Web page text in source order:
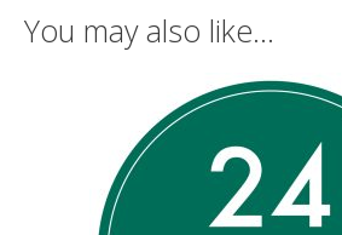
You may also like…